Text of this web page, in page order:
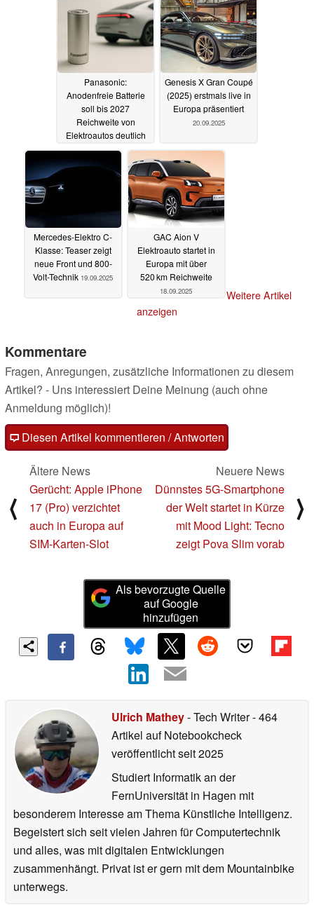
27.09.2025
Panasonic:
Anodenfreie Batterie
soll bis 2027
Reichweite von
Elektroautos deutlich
steigern20.09.2025
Genesis X Gran Coupé
(2025) erstmals live in
Europa präsentiert
20.09.2025
Mercedes-Elektro C-
Klasse: Teaser zeigt
neue Front und 800-
Volt-Technik 19.09.2025
GAC Aion V
Elektroauto startet in
Europa mit über
520 km Reichweite
18.09.2025
Weitere Artikel
anzeigen
Kommentare
Fragen, Anregungen, zusätzliche Informationen zu diesem
Artikel? - Uns interessiert Deine Meinung (auch ohne
Anmeldung möglich)!
Diesen Artikel kommentieren / Antworten
⟨
Ältere News
Gerücht: Apple iPhone
17 (Pro) verzichtet
auch in Europa auf
SIM-Karten-Slot
Neuere News
Dünnstes 5G-Smartphone
der Welt startet in Kürze
mit Mood Light: Tecno
zeigt Pova Slim vorab
⟩
Als bevorzugte Quelle
auf Google
hinzufügen
Ulrich Mathey- Tech Writer- 464
Artikel auf Notebookcheck
veröffentlichtseit 2025
Studiert Informatik an der
FernUniversität in Hagen mit
besonderem Interesse am Thema Künstliche Intelligenz.
Begeistert sich seit vielen Jahren für Computertechnik
und alles, was mit digitalen Entwicklungen
zusammenhängt. Privat ist er gern mit dem Mountainbike
unterwegs.